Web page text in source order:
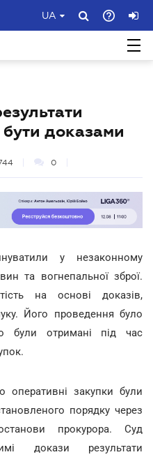
UA
доказами
0
у незаконному
та вогнепальної зброї.
на основі доказів,
Його проведення було
були отримані під час
закупки були
порядку через
прокурора. Суд
докази результати